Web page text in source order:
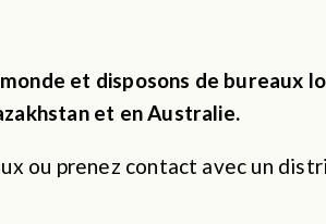
et disposons de bureaux
et en Australie.
ou prenez contact avec un